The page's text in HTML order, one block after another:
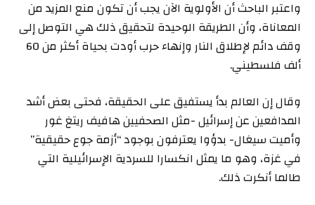
واعتبر الباحث أن الأولوية الآن يجب أن تكون منع المزيد من
المعاناة، وأن الطريقة الوحيدة لتحقيق ذلك هي التوصل إلى
وقف دائم لإطلاق النار وإنهاء حرب أودت بحياة أكثر من 60
ألف فلسطيني.
وقال إن العالم بدأ يستفيق على الحقيقة، فحتى بعض أشد
المدافعين عن إسرائيل -مثل الصحفيين هافيف ريتغ غور
وأميت سيغال- بدؤوا يعترفون بوجود “أزمة جوع حقيقية”
في غزة، وهو ما يمثل انكسارا للسردية الإسرائيلية التي
طالما أنكرت ذلك.